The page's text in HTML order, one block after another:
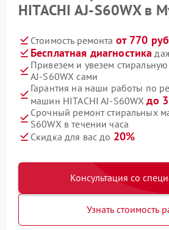
HITACHI AJ-S60WX в
Стоимость ремонта от 770
Бесплатная диагностика
Привезем и увезем
AJ-S60WX сами
Гарантия на наши работы по
машин HITACHI AJ-S60WXдо
Срочный ремонт стиральных
S60WX в течении часа
Скидка для вас до 20%
Консультация со
Узнать стоимость